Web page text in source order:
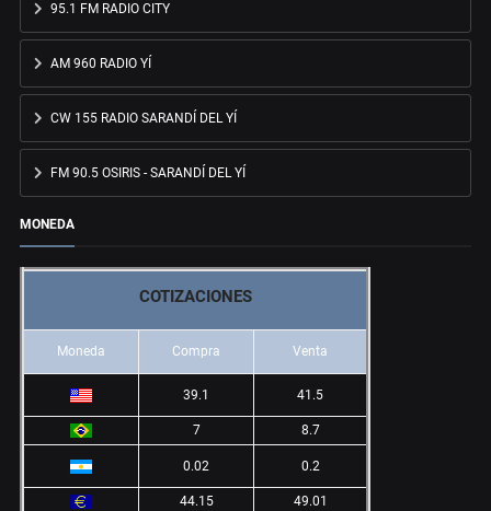
95.1 FM RADIO CITY
AM 960 RADIO YÍ
CW 155 RADIO SARANDÍ DEL YÍ
FM 90.5 OSIRIS - SARANDÍ DEL YÍ
MONEDA
COTIZACIONES
Moneda Compra Venta
39.1 41.5
7 8.7
0.02 0.2
44.15
49.01